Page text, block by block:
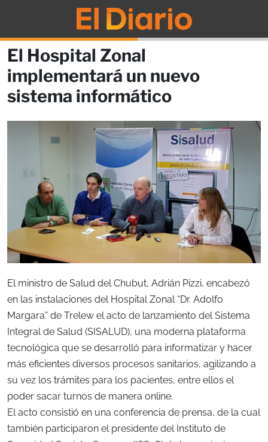
El Hospital Zonal
implementará un nuevo
sistema informático
El ministro de Salud del Chubut, Adrián Pizzi, encabezó
en las instalaciones del Hospital Zonal “Dr. Adolfo
Margara” de Trelew el acto de lanzamiento del Sistema
Integral de Salud (SISALUD), una moderna plataforma
tecnológica que se desarrolló para informatizar y hacer
más eficientes diversos procesos sanitarios, agilizando a
su vez los trámites para los pacientes, entre ellos el
poder sacar turnos de manera online.
El acto consistió en una conferencia de prensa, de la cual
también participaron el presidente del Instituto de